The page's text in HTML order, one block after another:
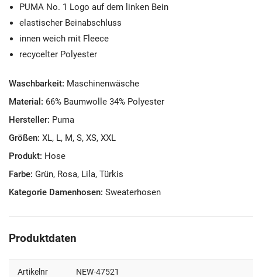
PUMA No. 1 Logo auf dem linken Bein
elastischer Beinabschluss
innen weich mit Fleece
recycelter Polyester
Waschbarkeit: Maschinenwäsche
Material: 66% Baumwolle 34% Polyester
Hersteller: Puma
Größen: XL, L, M, S, XS, XXL
Produkt: Hose
Farbe: Grün, Rosa, Lila, Türkis
Kategorie Damenhosen: Sweaterhosen
Produktdaten
Artikelnr NEW-47521